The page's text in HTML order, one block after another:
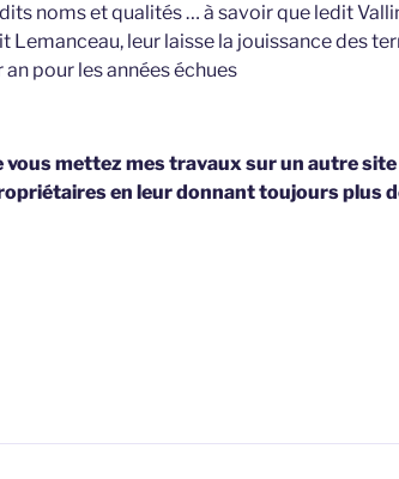
noms et qualités … à savoir que ledit
leur laisse la jouissance des
pour les années échues
vous mettez mes travaux sur un autre site
en leur donnant toujours plus